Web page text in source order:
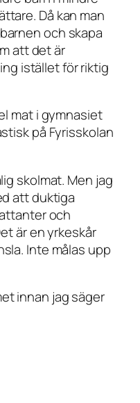
Då kan man
och skapa
att det är
istället för riktig
mat i gymnasiet
på Fyrisskolan
skolmat. Men jag
att duktiga
och
är en yrkeskår
Inte målas upp
innan jag säger